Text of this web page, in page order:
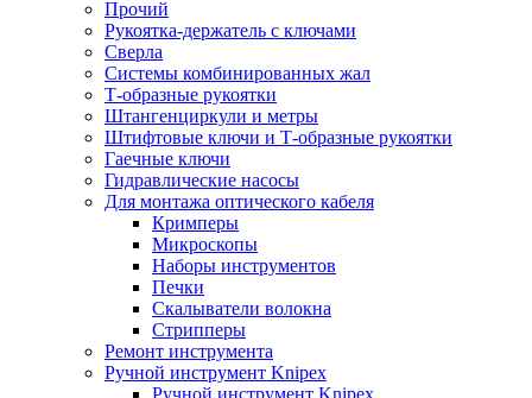
Прочий
Рукоятка-держатель с ключами
Сверла
Системы комбинированных жал
Т-образные рукоятки
Штангенциркули и метры
Штифтовые ключи и Т-образные рукоятки
Гаечные ключи
Гидравлические насосы
Для монтажа оптического кабеля
Кримперы
Микроскопы
Наборы инструментов
Печки
Скалыватели волокна
Стрипперы
Ремонт инструмента
Ручной инструмент Knipex
Ручной инструмент Knipex